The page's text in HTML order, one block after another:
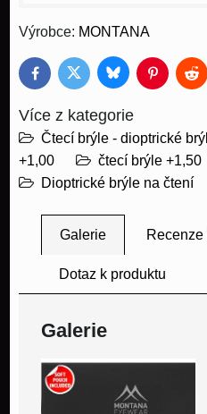
Výrobce: MONTANA
FacebookTwitter BlueskyPinterest
Více z kategorie
Čtecí brýle - dioptrické
+1,00
čtecí brýle +1,50
Dioptrické brýle na čtení
Galerie Recenze
Dotaz k produktu
Galerie